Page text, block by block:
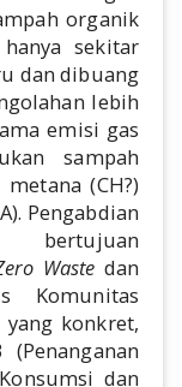
organik
sekitar
dan dibuang
lebih
emisi gas
sampah
(CH?)
Pengabdian
Waste dan
Komunitas
yang konkret,
dan